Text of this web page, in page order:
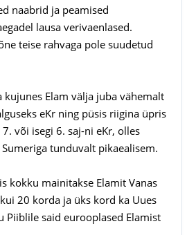
naabrid ja peamised
lausa verivaenlased.
teise rahvaga pole suudetud
Elam välja juba vähemalt
eKr ning püsis riigina üpris
või isegi 6. saj-ni eKr, olles
tunduvalt pikaealisem.
kokku mainitakse Elamit Vanas
20 korda ja üks kord ka Uues
Piiblile said eurooplased Elamist